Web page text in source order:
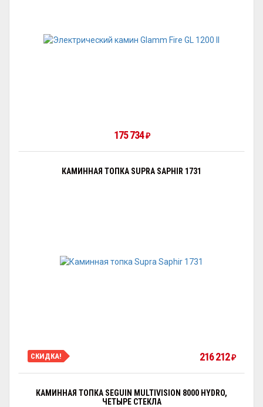
175 734 ₽
КАМИННАЯ ТОПКА SUPRA SAPHIR 1731
СКИДКА! 216 212 ₽
КАМИННАЯ ТОПКА SEGUIN MULTIVISION 8000 HYDRO,
ЧЕТЫРЕ СТЕКЛА